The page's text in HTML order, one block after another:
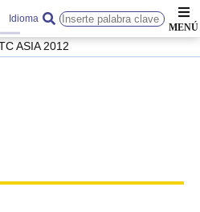
Idioma
ASIA 2012